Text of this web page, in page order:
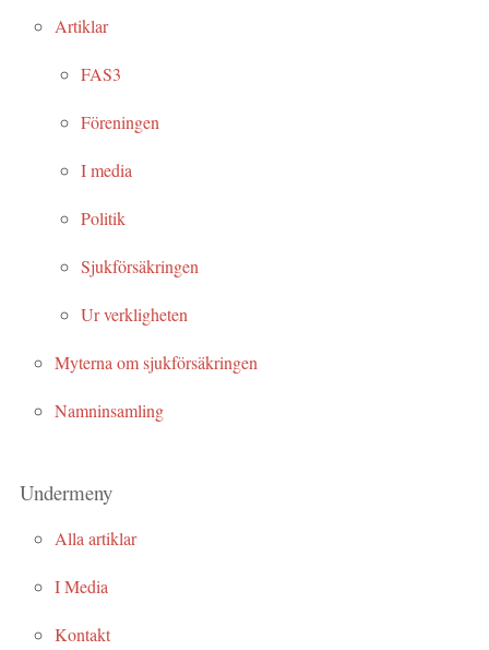
Artiklar
FAS3
Föreningen
I media
Politik
Sjukförsäkringen
Ur verkligheten
Myterna om sjukförsäkringen
Namninsamling
Undermeny
Alla artiklar
I Media
Kontakt